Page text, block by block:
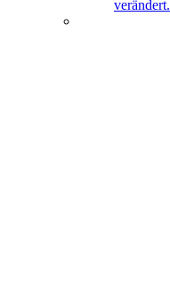
verändert.